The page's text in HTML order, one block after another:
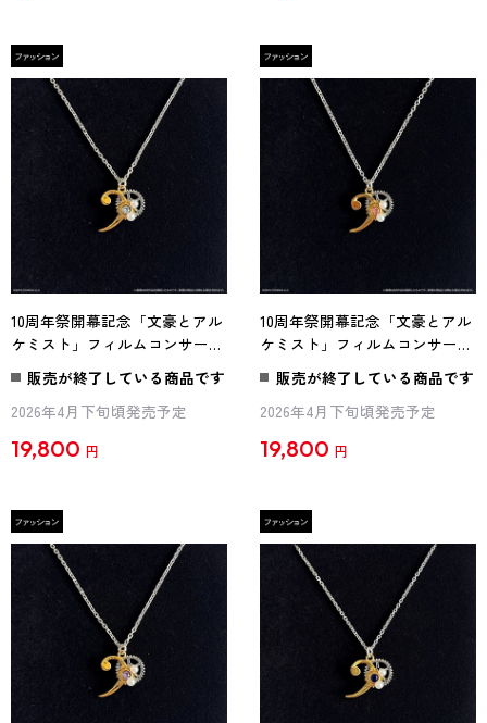
10周年祭開幕記念「文豪とアル
ケミスト」フィルムコンサート
ペンダント 萩原朔太郎
販売が終了している商品です
2026年4月下旬頃発売予定
19,800 円
10周年祭開幕記念「文豪とアル
ケミスト」フィルムコンサート
ペンダント 泉鏡花
販売が終了している商品です
2026年4月下旬頃発売予定
19,800 円